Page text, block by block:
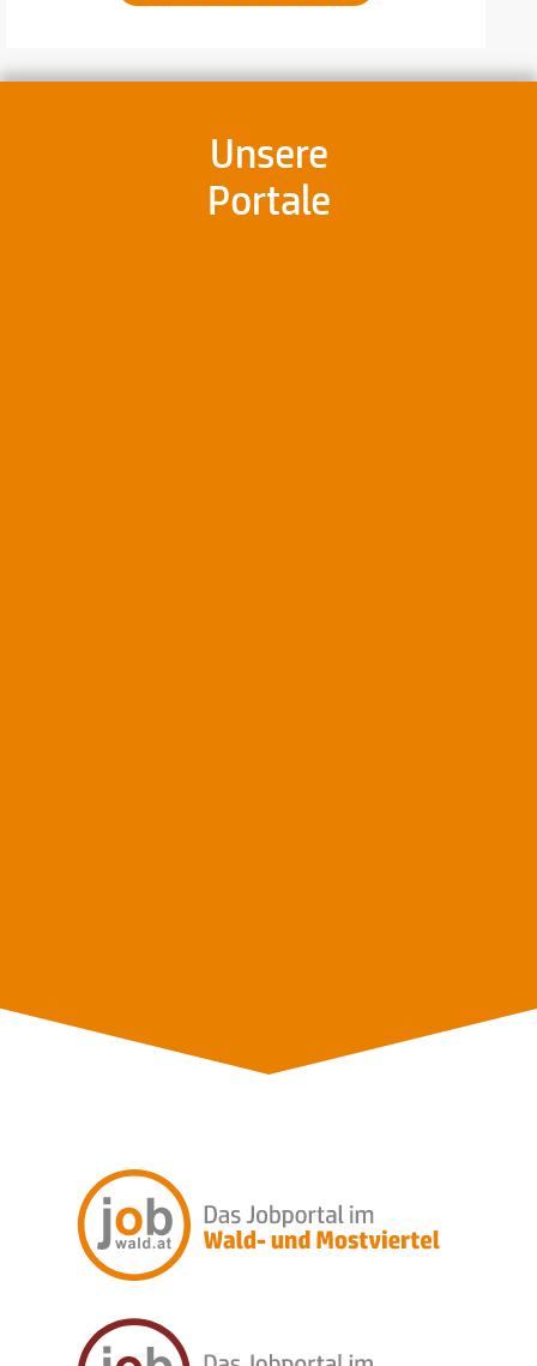
Unsere
Portale